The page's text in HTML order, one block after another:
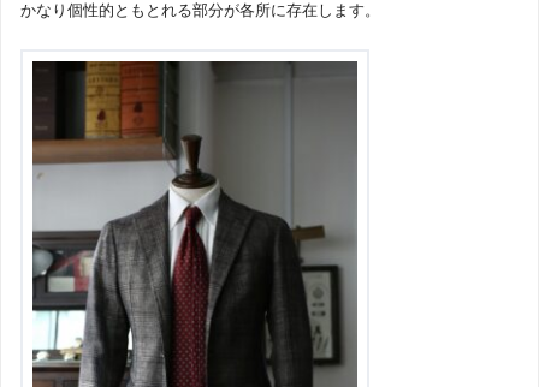
かなり個性的ともとれる部分が各所に存在します。